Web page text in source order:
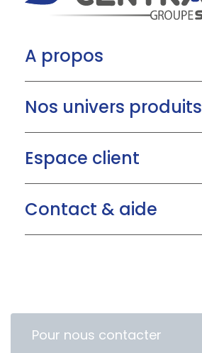
A propos
Nos univers produits
Espace client
Contact & aide
Pour nous contacter